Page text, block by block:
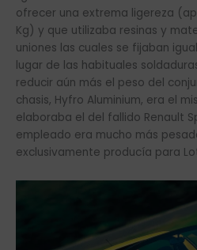
ofrecer una extrema ligereza
Kg) y que utilizaba resinas y
uniones las cuales se fijaban
lugar de las habituales
reducir aún más el peso del
chasis, Hyfro Aluminium, era el
elaboraba el del fallido Renault
empleado era mucho más
exclusivamente producía para